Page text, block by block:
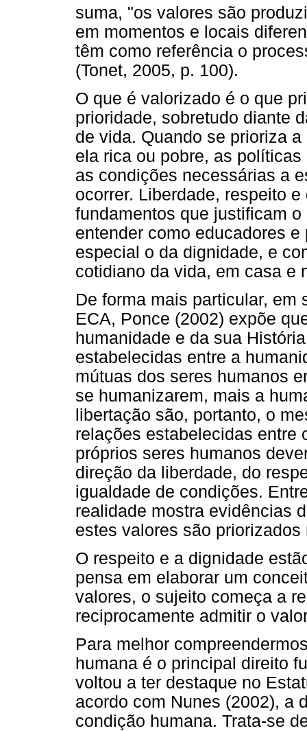
suma, "os valores são
em momentos e locais
têm como referência o
(Tonet, 2005, p. 100).
O que é valorizado é o que
prioridade, sobretudo diante
de vida. Quando se prioriza
ela rica ou pobre, as
as condições necessárias a
ocorrer. Liberdade, respeito
fundamentos que justificam
entender como educadores
especial o da dignidade, e
cotidiano da vida, em casa e
De forma mais particular, em
ECA, Ponce (2002) expõe
humanidade e da sua
estabelecidas entre a
mútuas dos seres humanos
se humanizarem, mais a
libertação são, portanto, o
relações estabelecidas entre
próprios seres humanos
direção da liberdade, do
igualdade de condições.
realidade mostra evidências
estes valores são
O respeito e a dignidade
pensa em elaborar um
valores, o sujeito começa a
reciprocamente admitir o
Para melhor
humana é o principal direito
voltou a ter destaque no
acordo com Nunes (2002), a
condição humana. Trata-se